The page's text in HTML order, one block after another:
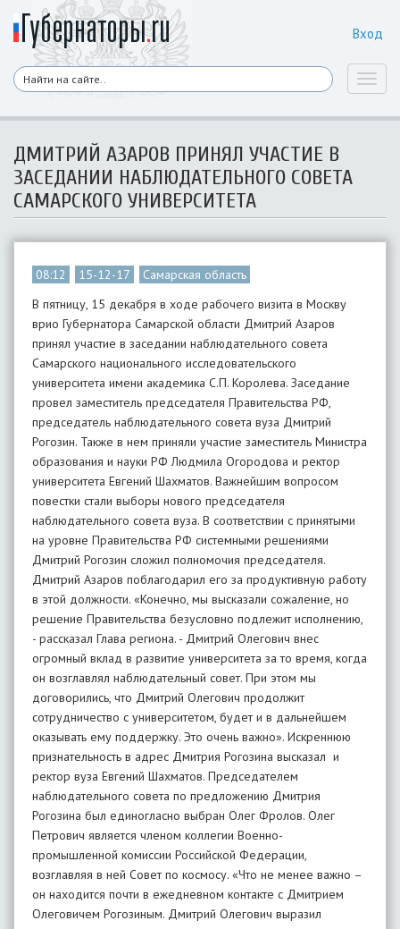
Вход
ДМИТРИЙ АЗАРОВ ПРИНЯЛ УЧАСТИЕ В
ЗАСЕДАНИИ НАБЛЮДАТЕЛЬНОГО СОВЕТА
САМАРСКОГО УНИВЕРСИТЕТА
08:12 15-12-17
Самарская область
В пятницу, 15 декабря в ходе рабочего визита в Москву
врио Губернатора Самарской области Дмитрий Азаров
принял участие в заседании наблюдательного совета
Самарского национального исследовательского
университета имени академика С.П. Королева. Заседание
провел заместитель председателя Правительства РФ,
председатель наблюдательного совета вуза Дмитрий
Рогозин. Также в нем приняли участие заместитель Министра
образования и науки РФ Людмила Огородова и ректор
университета Евгений Шахматов. Важнейшим вопросом
повестки стали выборы нового председателя
наблюдательного совета вуза. В соответствии с принятыми
на уровне Правительства РФ системными решениями
Дмитрий Рогозин сложил полномочия председателя.
Дмитрий Азаров поблагодарил его за продуктивную работу
в этой должности. «Конечно, мы высказали сожаление, но
решение Правительства безусловно подлежит исполнению,
- рассказал Глава региона. - Дмитрий Олегович внес
огромный вклад в развитие университета за то время, когда
он возглавлял наблюдательный совет. При этом мы
договорились, что Дмитрий Олегович продолжит
сотрудничество с университетом, будет и в дальнейшем
оказывать ему поддержку. Это очень важно». Искреннюю
признательность в адрес Дмитрия Рогозина высказал и
ректор вуза Евгений Шахматов. Председателем
наблюдательного совета по предложению Дмитрия
Рогозина был единогласно выбран Олег Фролов. Олег
Петрович является членом коллегии Военно-
промышленной комиссии Российской Федерации,
возглавляя в ней Совет по космосу. «Что не менее важно –
он находится почти в ежедневном контакте с Дмитрием
Олеговичем Рогозиным. Дмитрий Олегович выразил